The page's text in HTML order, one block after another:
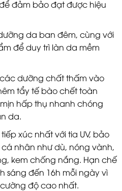
đảm bảo đạt được hiệu
da ban đêm, cùng với
để duy trì làn da mềm
dưỡng chất thấm vào
tẩy tế bào chết toàn
hấp thụ nhanh chóng
da.
xúc nhất với tia UV, bảo
nhân như dù, nóng vành,
kem chống nắng. Hạn chế
sáng đến 16h mỗi ngày vì
độ cao nhất.